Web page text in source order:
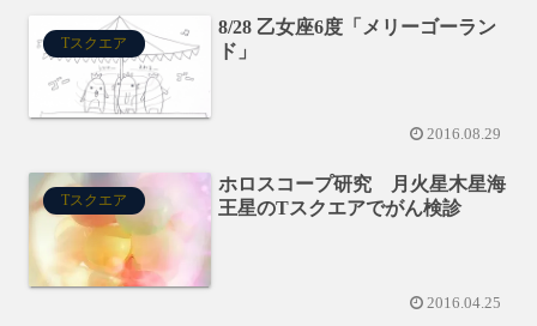
Tスクエア
8/28 乙女座6度「メリーゴーラン
ド」
2016.08.29
Tスクエア
ホロスコープ研究 月火星木星海
王星のTスクエアでがん検診
2016.04.25